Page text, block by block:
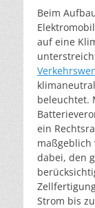
Beim
auf eine
beleuchtet.
ein
maßgeblich
dabei, den
Strom bis